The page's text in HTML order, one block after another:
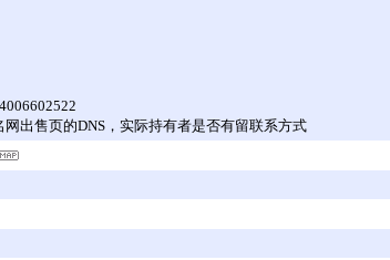
出售页的DNS，实际持有者是否有留联系方式